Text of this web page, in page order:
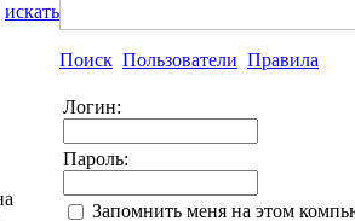
искать
Поиск Пользователи Правила
Логин:
Пароль:
Запомнить меня на этом